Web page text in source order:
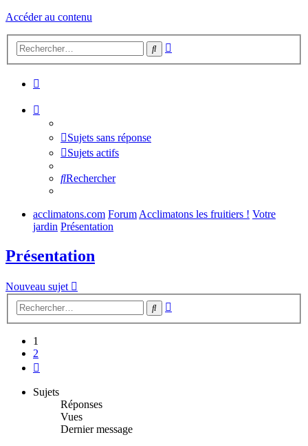
Accéder au contenu
Rechercher
Sujets sans réponse
Sujets actifs
Rechercher
acclimatons.com Forum Acclimatons les fruitiers ! Votre
jardin Présentation
Présentation
Nouveau sujet
Rechercher
1
2
Sujets
Réponses
Vues
Dernier message